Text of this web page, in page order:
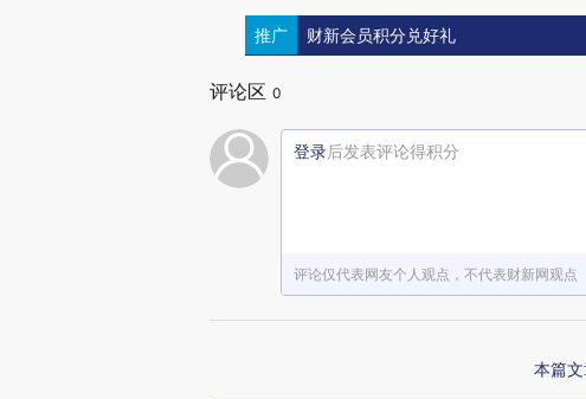
推广 财新会员积分兑好礼
评论区 0
登录后发表评论得积分
评论仅代表网友个人观点，不代表财新网观点
本篇